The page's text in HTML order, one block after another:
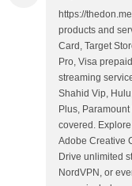
https://
products and
Card, Target
Pro, Visa
streaming
Shahid Vip,
Plus,
covered.
Adobe Creative
Drive unlimited
NordVPN, or